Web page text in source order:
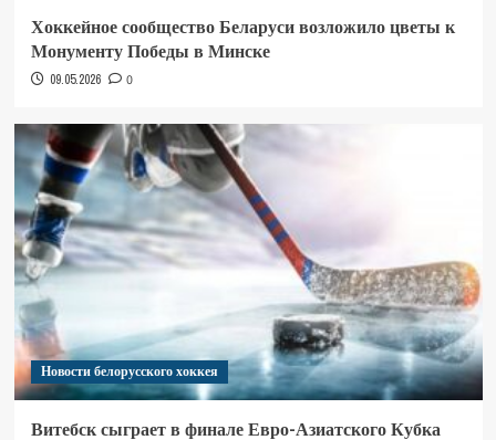
Хоккейное сообщество Беларуси возложило цветы к
Монументу Победы в Минске
09.05.2026 0
Новости белорусского хоккея
Витебск сыграет в финале Евро-Азиатского Кубка